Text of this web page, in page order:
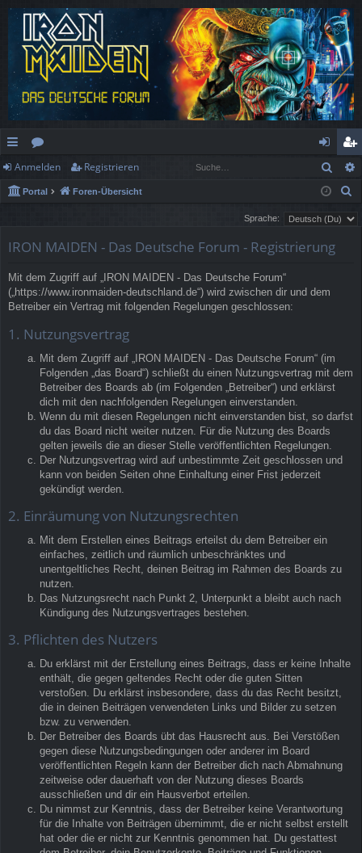
ch
ne
ug
rif
f
or
en
n
m
el
de
eg
ist
rie
Anmelden Registrieren
Portal Foren-Übersicht
Sprache:
IRON MAIDEN - Das Deutsche Forum - Registrierung
Mit dem Zugriff auf „IRON MAIDEN - Das Deutsche Forum“
(„https://www.ironmaiden-deutschland.de“) wird zwischen dir und dem
Betreiber ein Vertrag mit folgenden Regelungen geschlossen:
1. Nutzungsvertrag
Mit dem Zugriff auf „IRON MAIDEN - Das Deutsche Forum“ (im
Folgenden „das Board“) schließt du einen Nutzungsvertrag mit dem
Betreiber des Boards ab (im Folgenden „Betreiber“) und erklärst
dich mit den nachfolgenden Regelungen einverstanden.
Wenn du mit diesen Regelungen nicht einverstanden bist, so darfst
du das Board nicht weiter nutzen. Für die Nutzung des Boards
gelten jeweils die an dieser Stelle veröffentlichten Regelungen.
Der Nutzungsvertrag wird auf unbestimmte Zeit geschlossen und
kann von beiden Seiten ohne Einhaltung einer Frist jederzeit
gekündigt werden.
2. Einräumung von Nutzungsrechten
Mit dem Erstellen eines Beitrags erteilst du dem Betreiber ein
einfaches, zeitlich und räumlich unbeschränktes und
unentgeltliches Recht, deinen Beitrag im Rahmen des Boards zu
nutzen.
Das Nutzungsrecht nach Punkt 2, Unterpunkt a bleibt auch nach
Kündigung des Nutzungsvertrages bestehen.
3. Pflichten des Nutzers
Du erklärst mit der Erstellung eines Beitrags, dass er keine Inhalte
enthält, die gegen geltendes Recht oder die guten Sitten
verstoßen. Du erklärst insbesondere, dass du das Recht besitzt,
die in deinen Beiträgen verwendeten Links und Bilder zu setzen
bzw. zu verwenden.
Der Betreiber des Boards übt das Hausrecht aus. Bei Verstößen
gegen diese Nutzungsbedingungen oder anderer im Board
veröffentlichten Regeln kann der Betreiber dich nach Abmahnung
zeitweise oder dauerhaft von der Nutzung dieses Boards
ausschließen und dir ein Hausverbot erteilen.
Du nimmst zur Kenntnis, dass der Betreiber keine Verantwortung
für die Inhalte von Beiträgen übernimmt, die er nicht selbst erstellt
hat oder die er nicht zur Kenntnis genommen hat. Du gestattest